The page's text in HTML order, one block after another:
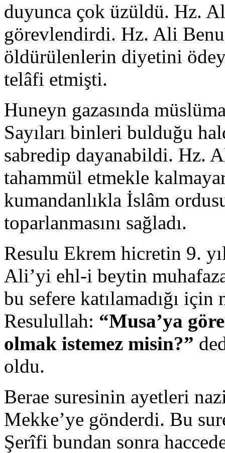
duyunca çok üzüldü. Hz.
görevlendirdi. Hz. Ali
öldürülenlerin diyetini
telâfi etmişti.
Huneyn gazasında
Sayıları binleri bulduğu
sabredip dayanabildi. Hz.
tahammül etmekle
kumandanlıkla İslâm
toparlanmasını sağladı.
Resulu Ekrem hicretin 9.
Ali’yi ehl-i beytin
bu sefere katılamadığı
Resulullah: “Musa’ya
olmak istemez misin?”
oldu.
Berae suresinin ayetleri
Mekke’ye gönderdi. Bu
Şerîfi bundan sonra